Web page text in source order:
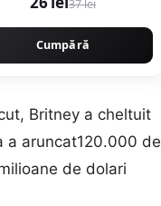
37 lei
Cumpără
Britney a cheltuit
a aruncat120.000 de
de dolari